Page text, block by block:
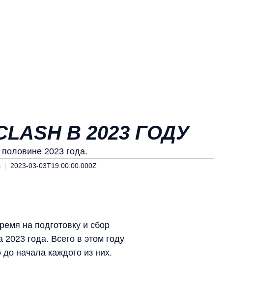
В 2023 ГОДУ
2023 года.
2023-03-03T19:00:00.000Z
на подготовку и сбор
года. Всего в этом году
начала каждого из них.